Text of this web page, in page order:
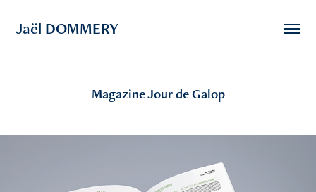
Jaël DOMMERY
Magazine Jour de Galop